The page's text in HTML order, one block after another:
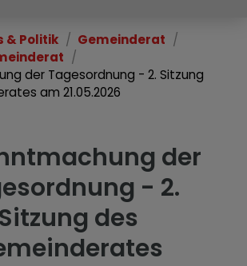
& Politik
Gemeinderat
der Tagesordnung - 2. Sitzung
am 21.05.2026
der
- 2.
Sitzung des